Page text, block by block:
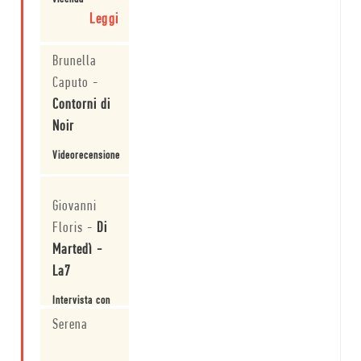
ispirato un
grande artista.
giudiziaria
artistica
di
Philippe
Halsman,
tra i
più
fotografi
Leggi
Brunella
Caputo -
Contorni di
Noir
Videorecensione
Giovanni
Floris - Di
Martedì -
La7
Intervista con
Rosa
Serena